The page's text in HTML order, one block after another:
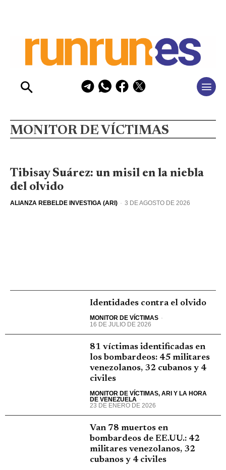
MONITOR DE VÍCTIMAS
Tibisay Suárez: un misil en la niebla
del olvido
ALIANZA REBELDE INVESTIGA (ARI) - 3 DE AGOSTO DE 2026
Identidades contra el olvido
MONITOR DE VÍCTIMAS -
16 DE JULIO DE 2026
81 víctimas identificadas en
los bombardeos: 45 militares
venezolanos, 32 cubanos y 4
civiles
MONITOR DE VÍCTIMAS, ARI Y LA HORA
DE VENEZUELA -
23 DE ENERO DE 2026
Van 78 muertos en
bombardeos de EE.UU.: 42
militares venezolanos, 32
cubanos y 4 civiles